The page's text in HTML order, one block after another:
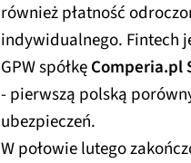
również płatność
indywidualnego. Fintech
GPW spółkęComperia.pl
- pierwszą polską
ubezpieczeń.
W połowie lutego